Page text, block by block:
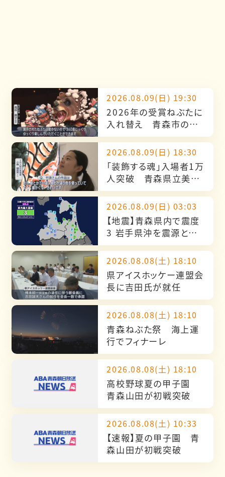
2026.08.09(日) 19:30
2026年の受賞ねぶたに
入れ替え 青森市のワ・
ラッセで展示へ
2026.08.09(日) 18:30
「装飾する魂」入場者1万
人突破 青森県立美術
館開館20周年企画展
2026.08.09(日) 03:03
【地震】青森県内で震度
3 岩手県沖を震源とす
る最大震度4の地震が発
生 津波の心配なし
2026.08.08(土) 18:10
県アイスホッケー連盟会
長に吉田氏が就任
2026.08.08(土) 18:10
青森ねぶた祭 海上運
行でフィナーレ
2026.08.08(土) 18:10
高校野球夏の甲子園
青森山田が初戦突破
2026.08.08(土) 10:33
【速報】夏の甲子園 青
森山田が初戦突破